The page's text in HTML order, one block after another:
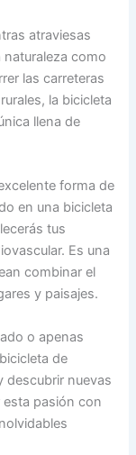
atraviesas
como
las carreteras
la bicicleta
llena de
forma de
en una bicicleta
tus
Es una
combinar el
y paisajes.
o apenas
de
descubrir nuevas
pasión con